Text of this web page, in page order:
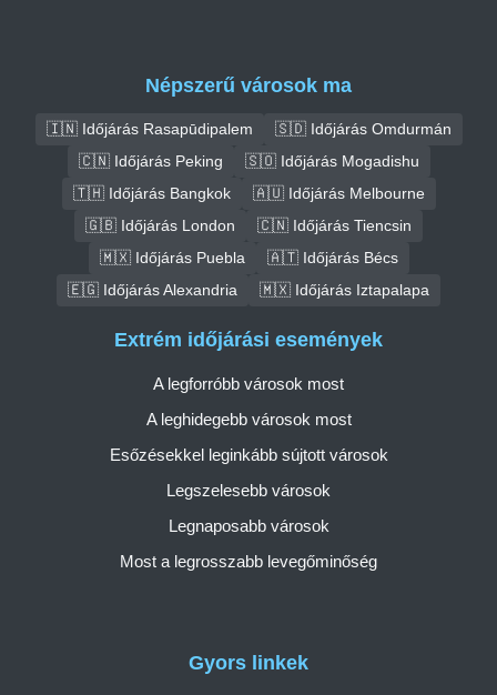
Népszerű városok ma
🇮🇳 Időjárás Rasapūdipalem
🇸🇩 Időjárás Omdurmán
🇨🇳 Időjárás Peking
🇸🇴 Időjárás Mogadishu
🇹🇭 Időjárás Bangkok
🇦🇺 Időjárás Melbourne
🇬🇧 Időjárás London
🇨🇳 Időjárás Tiencsin
🇲🇽 Időjárás Puebla
🇦🇹 Időjárás Bécs
🇪🇬 Időjárás Alexandria
🇲🇽 Időjárás Iztapalapa
Gyors linkek
Extrém időjárási események
A legforróbb városok most
A leghidegebb városok most
Esőzésekkel leginkább sújtott városok
Legszelesebb városok
Legnaposabb városok
Most a legrosszabb levegőminőség